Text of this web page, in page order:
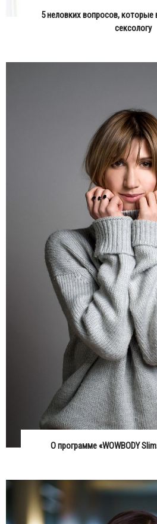
5 неловких вопросов,
сексологу
О программе «WOWBODY